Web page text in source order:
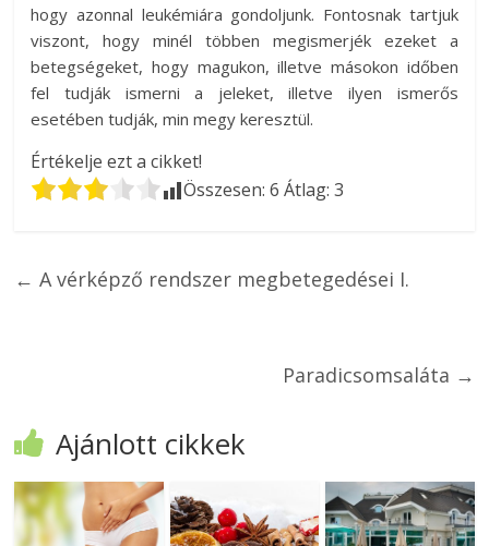
hogy azonnal leukémiára gondoljunk. Fontosnak tartjuk
viszont, hogy minél többen megismerjék ezeket a
betegségeket, hogy magukon, illetve másokon időben
fel tudják ismerni a jeleket, illetve ilyen ismerős
esetében tudják, min megy keresztül.
Értékelje ezt a cikket!
Összesen:6 Átlag:3
← A vérképző rendszer megbetegedései I.
Paradicsomsaláta →
Ajánlott cikkek